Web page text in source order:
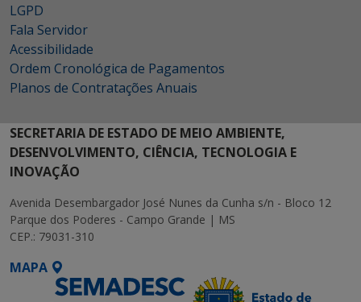
LGPD
Fala Servidor
Acessibilidade
Ordem Cronológica de Pagamentos
Planos de Contratações Anuais
SECRETARIA DE ESTADO DE MEIO AMBIENTE,
DESENVOLVIMENTO, CIÊNCIA, TECNOLOGIA E
INOVAÇÃO
Avenida Desembargador José Nunes da Cunha s/n - Bloco 12
Parque dos Poderes - Campo Grande | MS
CEP.: 79031-310
MAPA